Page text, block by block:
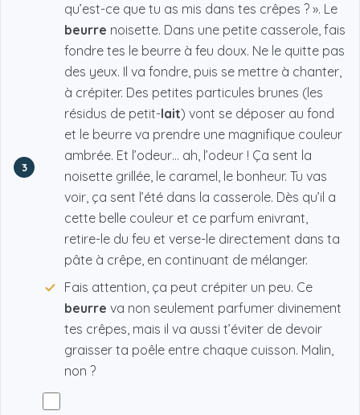
3
qu’est-ce que tu as mis dans tes crêpes ? ». Le
beurre noisette. Dans une petite casserole, fais
fondre tes le beurre à feu doux. Ne le quitte pas
des yeux. Il va fondre, puis se mettre à chanter,
à crépiter. Des petites particules brunes (les
résidus de petit-lait) vont se déposer au fond
et le beurre va prendre une magnifique couleur
ambrée. Et l’odeur… ah, l’odeur ! Ça sent la
noisette grillée, le caramel, le bonheur. Tu vas
voir, ça sent l’été dans la casserole. Dès qu’il a
cette belle couleur et ce parfum enivrant,
retire-le du feu et verse-le directement dans ta
pâte à crêpe, en continuant de mélanger.
Fais attention, ça peut crépiter un peu. Ce
beurre va non seulement parfumer divinement
tes crêpes, mais il va aussi t’éviter de devoir
graisser ta poêle entre chaque cuisson. Malin,
non ?